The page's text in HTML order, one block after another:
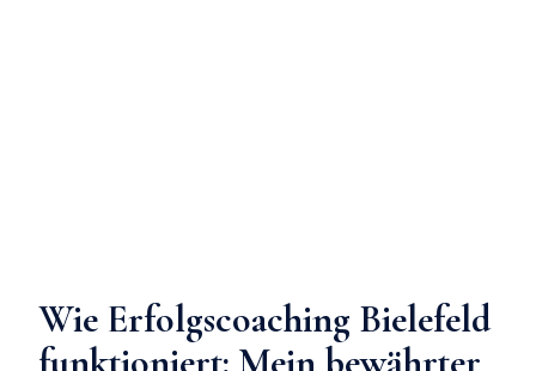
Wie Erfolgscoaching Bielefeld